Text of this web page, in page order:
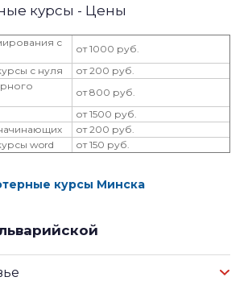
курсы - Цены
с
от 1000 руб.
с нуля
от 200 руб.
от 800 руб.
от 1500 руб.
от 200 руб.
word
от 150 руб.
курсы Минска